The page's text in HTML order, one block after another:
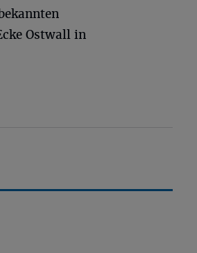
Ostwall in